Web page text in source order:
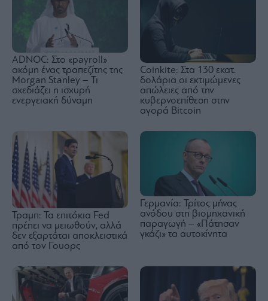
ADNOC: Στο «payroll»
ακόμη ένας τραπεζίτης της
Morgan Stanley – Τι
σχεδιάζει η ισχυρή
ενεργειακή δύναμη
Coinkite: Στα 130 εκατ.
δολάρια οι εκτιμώμενες
απώλειες από την
κυβερνοεπίθεση στην
αγορά Bitcoin
Τραμπ: Τα επιτόκια Fed
πρέπει να μειωθούν, αλλά
δεν εξαρτάται αποκλειστικά
από τον Γουορς
Γερμανία: Τρίτος μήνας
ανόδου στη βιομηχανική
παραγωγή – «Πάτησαν
γκάζι» τα αυτοκίνητα